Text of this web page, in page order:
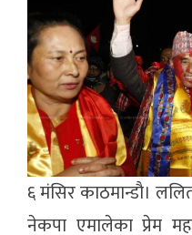
६ मंसिर काठमान्डाै।
नेकपा एमालेका प्रेम